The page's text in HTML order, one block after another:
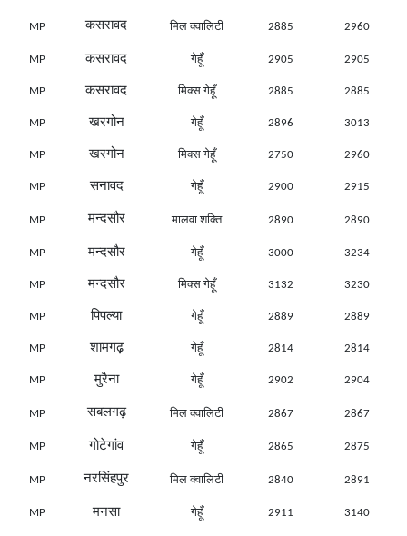
MP कसरावद मिल क्वालिटी 2885 2960
MP कसरावद गेहूँ 2905 2905
MP कसरावद मिक्स गेहूँ 2885 2885
MP खरगोन गेहूँ 2896 3013
MP खरगोन मिक्स गेहूँ 2750 2960
MP सनावद गेहूँ 2900 2915
MP मन्दसौर मालवा शक्ति 2890 2890
MP मन्दसौर गेहूँ 3000 3234
MP मन्दसौर मिक्स गेहूँ 3132 3230
MP पिपल्या गेहूँ 2889 2889
MP शामगढ़ गेहूँ 2814 2814
MP मुरैना गेहूँ 2902 2904
MP सबलगढ़ मिल क्वालिटी 2867 2867
MP गोटेगांव गेहूँ 2865 2875
MP नरसिंहपुर मिल क्वालिटी 2840 2891
MP मनसा गेहूँ 2911 3140